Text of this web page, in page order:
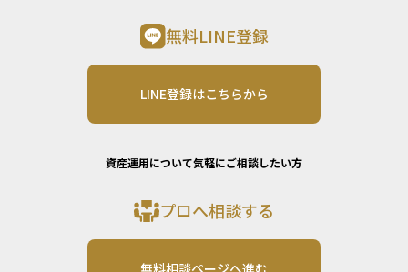
無料LINE登録
LINE登録はこちらから
資産運用について気軽にご相談したい方
プロへ相談する
無料相談ページへ進む